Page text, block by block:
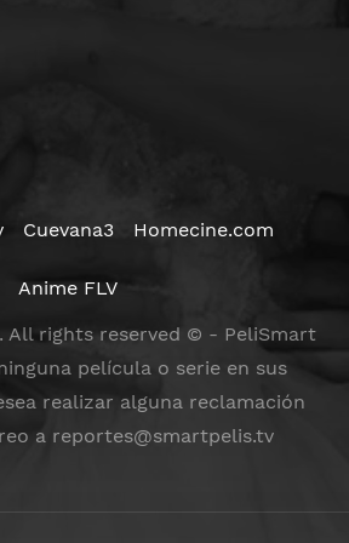
Cuevana3 Homecine.com
Anime FLV
All rights reserved © - PeliSmart
película o serie en sus
realizar alguna reclamación
a reportes@smartpelis.tv